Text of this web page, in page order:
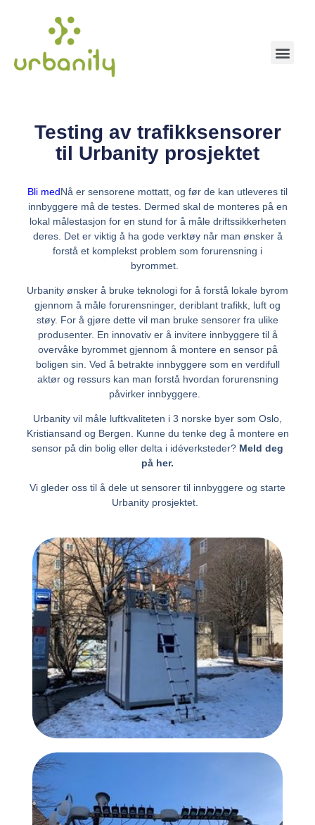
Testing av trafikksensorer
til Urbanity prosjektet
Bli medNå er sensorene mottatt, og før de kan utleveres til
innbyggere må de testes. Dermed skal de monteres på en
lokal målestasjon for en stund for å måle driftssikkerheten
deres. Det er viktig å ha gode verktøy når man ønsker å
forstå et komplekst problem som forurensning i
byrommet.
Urbanity ønsker å bruke teknologi for å forstå lokale byrom
gjennom å måle forurensninger, deriblant trafikk, luft og
støy. For å gjøre dette vil man bruke sensorer fra ulike
produsenter. En innovativ er å invitere innbyggere til å
overvåke byrommet gjennom å montere en sensor på
boligen sin. Ved å betrakte innbyggere som en verdifull
aktør og ressurs kan man forstå hvordan forurensning
påvirker innbyggere.
Urbanity vil måle luftkvaliteten i 3 norske byer som Oslo,
Kristiansand og Bergen. Kunne du tenke deg å montere en
sensor på din bolig eller delta i idéverksteder? Meld deg
på her.
Vi gleder oss til å dele ut sensorer til innbyggere og starte
Urbanity prosjektet.